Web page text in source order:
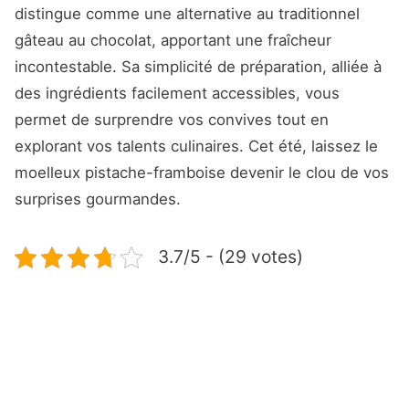
distingue comme une alternative au traditionnel
gâteau au chocolat, apportant une fraîcheur
incontestable. Sa simplicité de préparation, alliée à
des ingrédients facilement accessibles, vous
permet de surprendre vos convives tout en
explorant vos talents culinaires. Cet été, laissez le
moelleux pistache-framboise devenir le clou de vos
surprises gourmandes.
3.7/5 - (29 votes)